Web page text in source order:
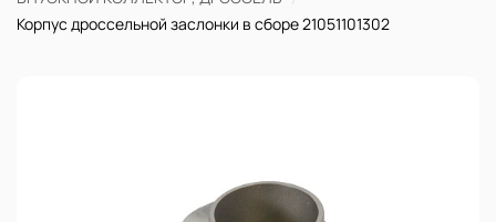
Корпус дроссельной заслонки в сборе 21051101302